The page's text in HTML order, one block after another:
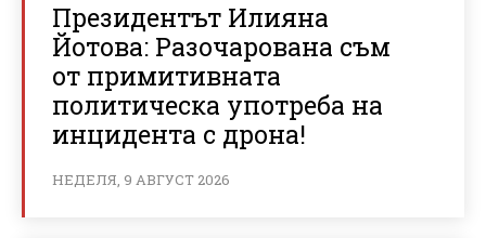
Президентът Илияна
Йотова: Разочарована съм
от примитивната
политическа употреба на
инцидента с дрона!
НЕДЕЛЯ, 9 АВГУСТ 2026